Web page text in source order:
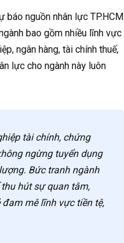
báo nguồn nhân lực TP.HCM
bao gồm nhiều lĩnh vực
ngân hàng, tài chính thuế,
lực cho ngành này luôn
tài chính, chứng
ngừng tuyển dụng
Bức tranh ngành
hút sự quan tâm,
mê lĩnh vực tiền tệ,